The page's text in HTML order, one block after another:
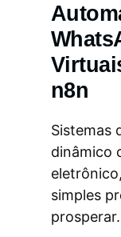
n8n
Sistemas
dinâmico
simples